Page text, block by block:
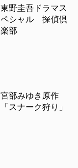
東野圭吾ドラマス
ペシャル 探偵倶
楽部
宮部みゆき原作
「スナーク狩り」